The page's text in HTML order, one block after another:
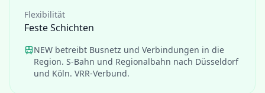
Flexibilität
Feste Schichten
NEW betreibt Busnetz und Verbindungen in die
Region. S-Bahn und Regionalbahn nach Düsseldorf
und Köln. VRR-Verbund.